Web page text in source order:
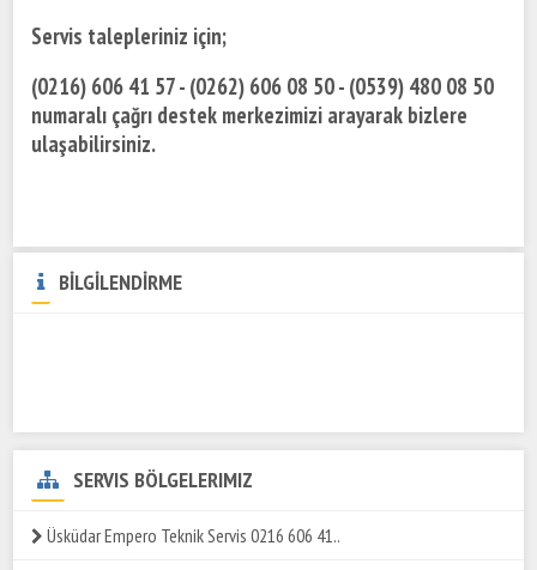
Servis talepleriniz için;
(0216) 606 41 57 - (0262) 606 08 50 - (0539) 480 08 50
numaralı çağrı destek merkezimizi arayarak bizlere
ulaşabilirsiniz.
BİLGİLENDİRME
SERVIS BÖLGELERIMIZ
Üsküdar Empero Teknik Servis 0216 606 41..